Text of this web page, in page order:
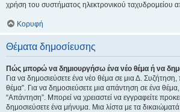
χρήση του συστήματος ηλεκτρονικού ταχυδρομείου
Κορυφή
Θέματα δημοσίευσης
Πώς μπορώ να δημιουργήσω ένα νέο θέμα ή να
Για να δημοσιεύσετε ένα νέο θέμα σε μια Δ.
θέμα”. Για να δημοσιεύσετε μια απάντηση σε ένα
“Απάντηση”. Μπορεί να χρειαστεί να εγγραφείτε
δημοσιεύσετε ένα μήνυμα. Μια λίστα με τα